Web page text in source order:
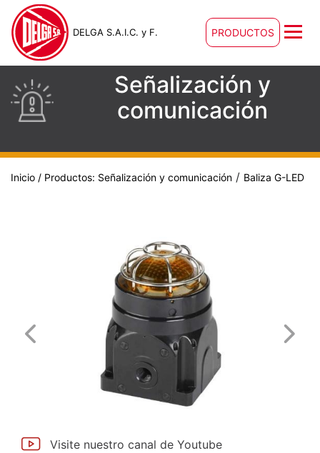
DELGA S.A.I.C. y F. PRODUCTOS
Señalización y
comunicación
Inicio / Productos: Señalización y comunicación / Baliza G-LED
Visite nuestro canal de Youtube